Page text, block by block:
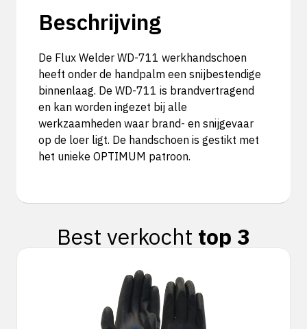
Beschrijving
De Flux Welder WD-711 werkhandschoen
heeft onder de handpalm een snijbestendige
binnenlaag. De WD-711 is brandvertragend
en kan worden ingezet bij alle
werkzaamheden waar brand- en snijgevaar
op de loer ligt. De handschoen is gestikt met
het unieke OPTIMUM patroon.
Best verkocht top 3